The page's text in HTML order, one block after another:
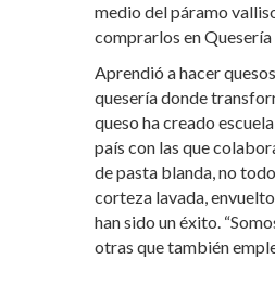
medio del páramo
comprarlos en
Aprendió a hacer
quesería donde
queso ha creado
país con las que
de pasta blanda, no
corteza lavada,
han sido un éxito.
otras que también